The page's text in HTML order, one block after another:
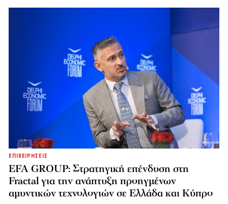
ΕΠΙΧΕΙΡΗΣΕΙΣ
EFA GROUP: Στρατηγική επένδυση στη
Fractal για την ανάπτυξη προηγμένων
αμυντικών τεχνολογιών σε Ελλάδα και Κύπρο